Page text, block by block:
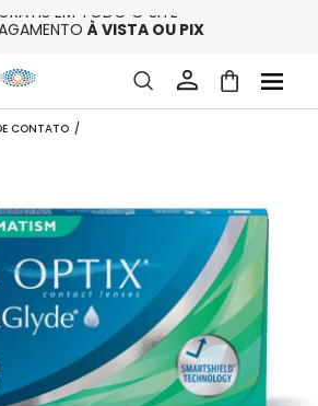
EM TODO O SITE
À VISTA OU PIX
COMPRA (CONSULTE REGULAMENTO)
NO COMBO - CONS. REG.
CONTATO